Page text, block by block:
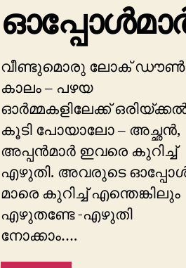
വീണ്ടുമൊരു ലോക് ഡൗൺ
കാലം – പഴയ
ഓർമ്മകളിലേക്ക്
കൂടി പോയാലോ – അച്ഛൻ,
അപ്പൻമാർ ഇവരെ കുറിച്ച്
എഴുതി. അവരുടെ
മാരെ കുറിച്ച് എന്തെങ്കിലും
എഴുതണ്ടേ -എഴുതി
നോക്കാം….